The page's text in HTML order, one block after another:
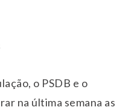
o PSDB e o
na última semana as